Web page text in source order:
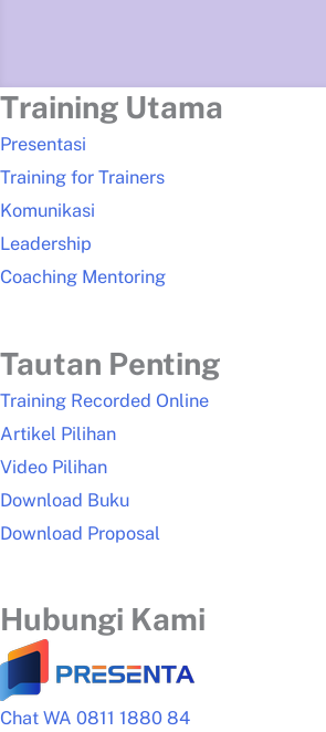
Training Utama
Presentasi
Training for Trainers
Komunikasi
Leadership
Coaching Mentoring
Tautan Penting
Training Recorded Online
Artikel Pilihan
Video Pilihan
Download Buku
Download Proposal
Hubungi Kami
Chat WA 0811 1880 84